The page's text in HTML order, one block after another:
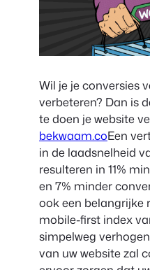
Wil je je conversies
verbeteren? Dan is
te doen je website
bekwaam.coEen
in de laadsnelheid
resulteren in 11%
en 7% minder
ook een belangrijke
mobile-first index
simpelweg
van uw website zal